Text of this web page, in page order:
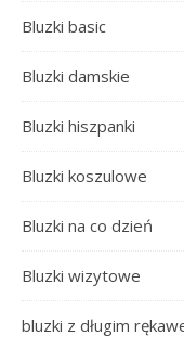
Bluzki basic
Bluzki damskie
Bluzki hiszpanki
Bluzki koszulowe
Bluzki na co dzień
Bluzki wizytowe
bluzki z długim